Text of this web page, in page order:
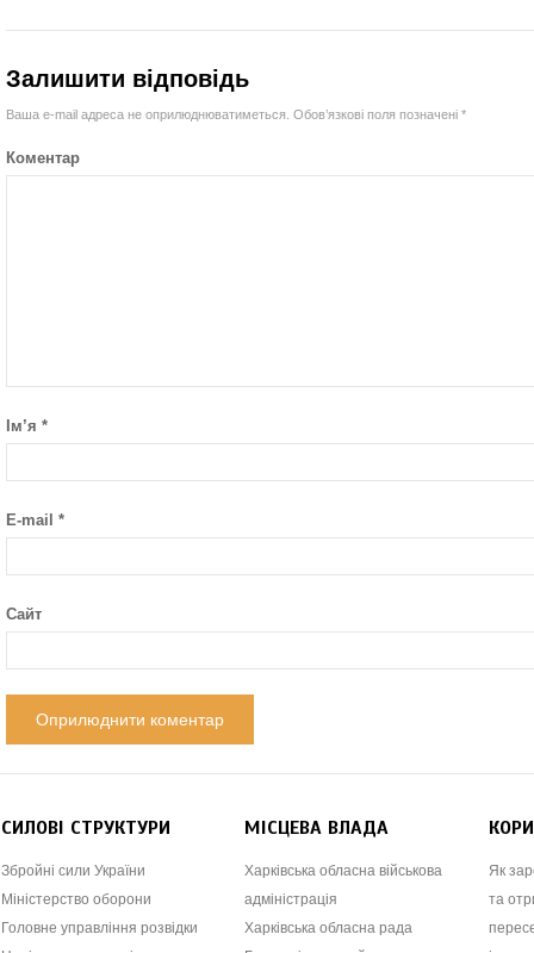
Залишити відповідь
Ваша e-mail адреса не оприлюднюватиметься. Обов’язкові поля позначені*
Коментар
Ім’я*
E-mail*
Сайт
СИЛОВІ СТРУКТУРИ
Збройні сили України
Міністерство оборони
Головне управління розвідки
МІСЦЕВА ВЛАДА
Харківська обласна військова
адміністрація
Харківська обласна рада
Як
та